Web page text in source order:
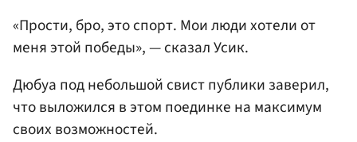
«Прости, бро, это спорт. Мои люди хотели от
меня этой победы», — сказал Усик.
Дюбуа под небольшой свист публики заверил,
что выложился в этом поединке на максимум
своих возможностей.